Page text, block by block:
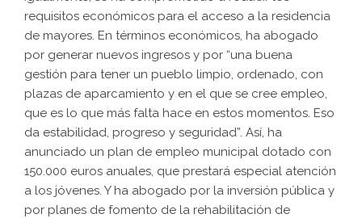
requisitos económicos para el acceso a la residencia
de mayores. En términos económicos, ha abogado
por generar nuevos ingresos y por “una buena
gestión para tener un pueblo limpio, ordenado, con
plazas de aparcamiento y en el que se cree empleo,
que es lo que más falta hace en estos momentos. Eso
da estabilidad, progreso y seguridad”. Así, ha
anunciado un plan de empleo municipal dotado con
150.000 euros anuales, que prestará especial atención
a los jóvenes. Y ha abogado por la inversión pública y
por planes de fomento de la rehabilitación de